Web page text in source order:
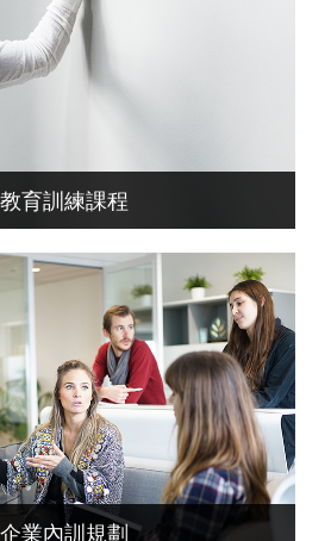
教育訓練課程
企業內訓規劃